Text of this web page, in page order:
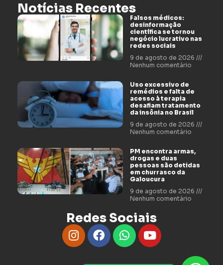
Notícias Recentes
Falsos médicos:
desinformação
científica se tornou
negócio lucrativo nas
redes sociais
9 de agosto de 2026
Nenhum comentário
Uso excessivo de
remédios e falta de
acesso à terapia
desafiam tratamento
da insônia no Brasil
9 de agosto de 2026
Nenhum comentário
PM encontra armas,
drogas e duas
pessoas são detidas
em churrasco da
Galoucura
9 de agosto de 2026
Nenhum comentário
Redes Sociais